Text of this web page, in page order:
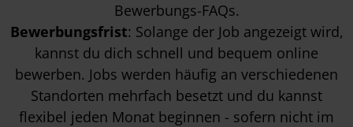
Bewerbungs-FAQs.
Bewerbungsfrist: Solange der Job angezeigt wird,
kannst du dich schnell und bequem online
bewerben. Jobs werden häufig an verschiedenen
Standorten mehrfach besetzt und du kannst
flexibel jeden Monat beginnen - sofern nicht im